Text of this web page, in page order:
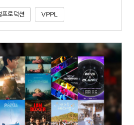
프로덕션 VPPL